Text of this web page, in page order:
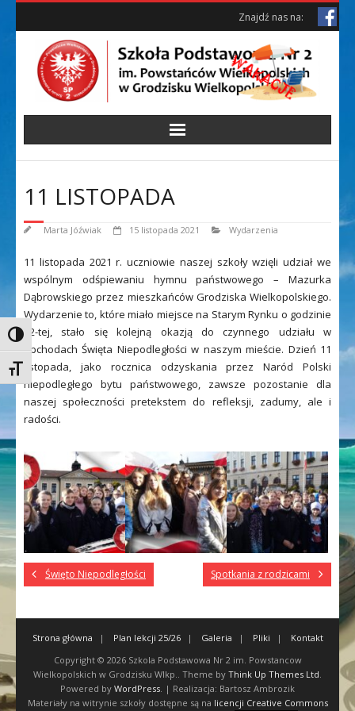
Skip
Toggle High Contrast
Toggle Font size
Skip
Znajdź nas na:
11 LISTOPADA
Marta Jóźwiak 15 listopada 2021 Wydarzenia
11 listopada 2021 r. uczniowie naszej szkoły wzięli udział we
wspólnym odśpiewaniu hymnu państwowego – Mazurka
Dąbrowskiego przez mieszkańców Grodziska Wielkopolskiego.
Wydarzenie to, które miało miejsce na Starym Rynku o godzinie
12-tej, stało się kolejną okazją do czynnego udziału w
obchodach Święta Niepodległości w naszym mieście. Dzień 11
listopada, jako rocznica odzyskania przez Naród Polski
niepodległego bytu państwowego, zawsze pozostanie dla
naszej społeczności pretekstem do refleksji, zadumy, ale i
radości.
Święto Niepodległości Spotkania z rodzicami
Strona główna Plan lekcji 25/26 Galeria Pliki
Kontakt
Copyright © 2026 Szkola Podstawowa Nr 2 im. Powstancow
Wielkopolskich w Grodzisku Wlkp.
. Theme by Think Up Themes Ltd
Powered by WordPress . | Realizacja: Bartosz Ambrozik
Materiały na witrynie szkoły dostępne są na licencji Creative Commons